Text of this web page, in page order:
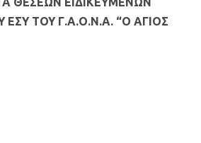
ΕΣΥ ΤΟΥ Γ.Α.Ο.Ν.Α. “Ο ΑΓΙΟΣ